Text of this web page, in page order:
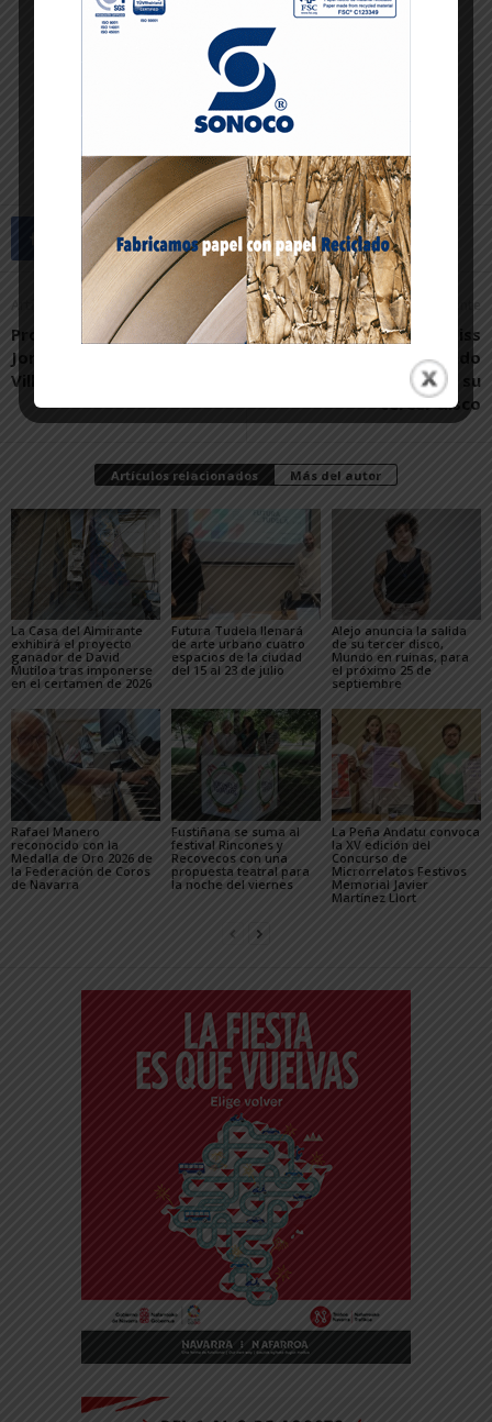
Artículo anterior
Programa de las XII
Jornadas Barrocas de
Villafranca 2025
Artículo siguiente
ALEJO presenta “Miss
recuerdos”, segundo
single del que será su
tercer disco
Artículos relacionados Más del autor
La Casa del Almirante
exhibirá el proyecto
ganador de David
Mutiloa tras imponerse
en el certamen de 2026
Futura Tudela llenará
de arte urbano cuatro
espacios de la ciudad
del 15 al 23 de julio
Alejo anuncia la salida
de su tercer disco,
Mundo en ruinas, para
el próximo 25 de
septiembre
Rafael Manero
reconocido con la
Medalla de Oro 2026 de
la Federación de Coros
de Navarra
Fustiñana se suma al
festival Rincones y
Recovecos con una
propuesta teatral para
la noche del viernes
La Peña Andatu convoca
la XV edición del
Concurso de
Microrrelatos Festivos
Memorial Javier
Martínez Llort